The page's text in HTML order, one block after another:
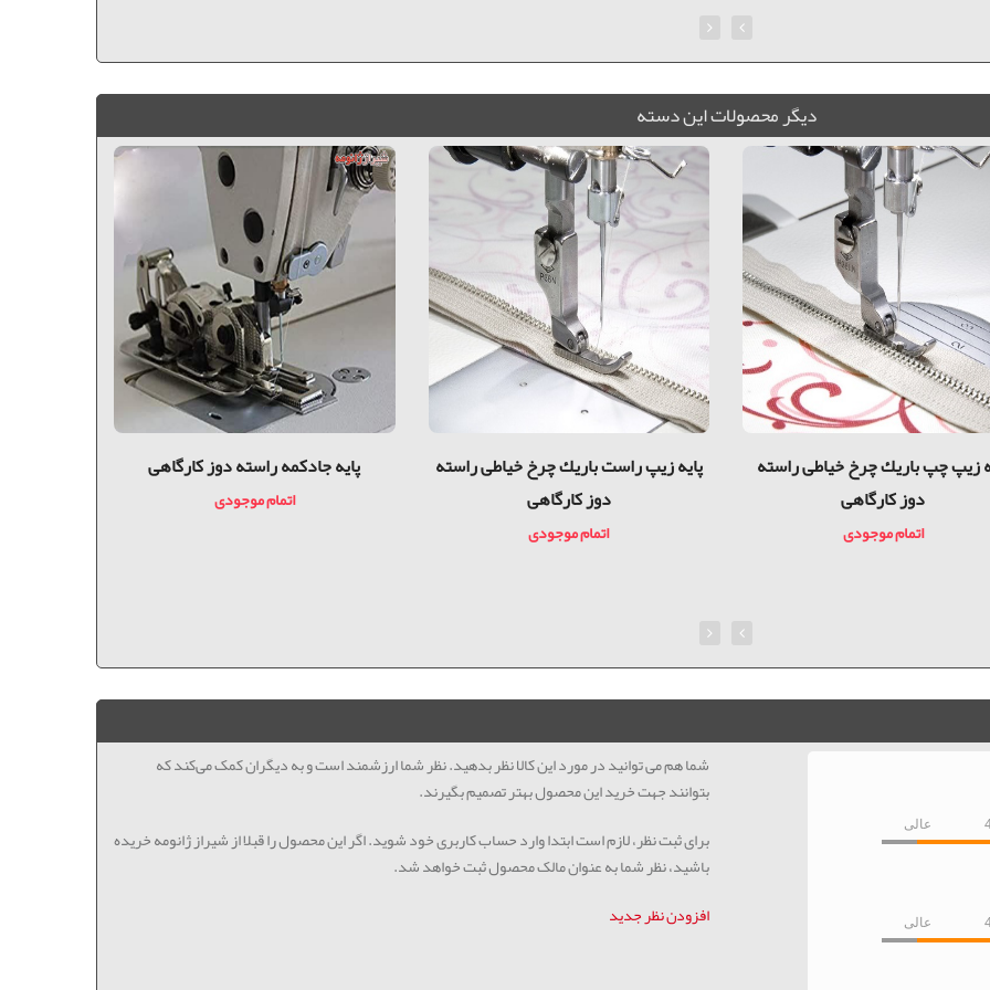
ديگر محصولات اين دسته
پایه جادکمه راسته دوز کارگاهی
اتمام موجودی
پايه زيپ راست باريك چرخ خیاطی راسته
دوز کارگاهی
اتمام موجودی
زيپ چپ باريك چرخ خیاطی راسته
دوز کارگاهی
اتمام موجودی
عالی
عالی
شما هم می توانید در مورد این کالا نظر بدهید. نظر شما ارزشمند است و به دیگران کمک می‌کند که
بتوانند جهت خرید این محصول بهتر تصمیم بگیرند.
برای ثبت نظر، لازم است ابتدا وارد حساب کاربری خود شوید. اگر این محصول را قبلا از شیراز ژانومه خریده
باشید، نظر شما به عنوان مالک محصول ثبت خواهد شد.
افزودن نظر جدید